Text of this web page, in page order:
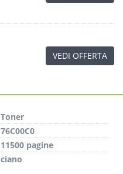
VEDI OFFERTA
Toner
76C00C0
11500 pagine
ciano